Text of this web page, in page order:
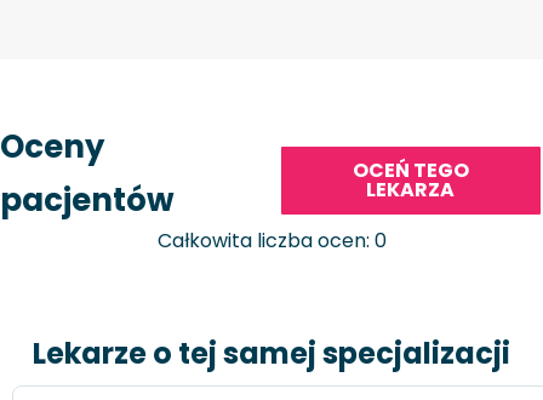
Oceny
pacjentów
OCEŃ TEGO
LEKARZA
Całkowita liczba ocen: 0
Lekarze o tej samej specjalizacji